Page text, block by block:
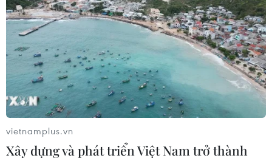
#Phytonix #Nhiên liệu sinh học
#Vi khuẩn
#Quang hợp
vietnamplus.vn
Xây dựng và phát triển Việt Nam trở thành